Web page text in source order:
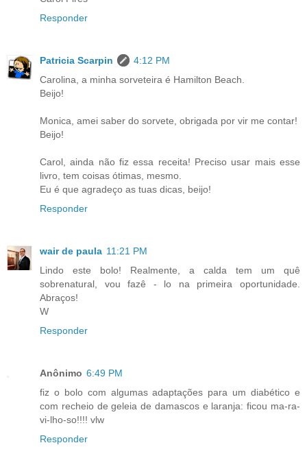
Responder
Patricia Scarpin
4:12 PM
Carolina, a minha sorveteira é Hamilton Beach.
Beijo!
Monica, amei saber do sorvete, obrigada por vir me contar!
Beijo!
Carol, ainda não fiz essa receita! Preciso usar mais esse
livro, tem coisas ótimas, mesmo.
Eu é que agradeço as tuas dicas, beijo!
Responder
wair de paula 11:21 PM
Lindo este bolo! Realmente, a calda tem um quê
sobrenatural, vou fazê - lo na primeira oportunidade.
Abraços!
W
Responder
Anônimo 6:49 PM
fiz o bolo com algumas adaptações para um diabético e
com recheio de geleia de damascos e laranja: ficou ma-ra-
vi-lho-so!!!! vlw
Responder